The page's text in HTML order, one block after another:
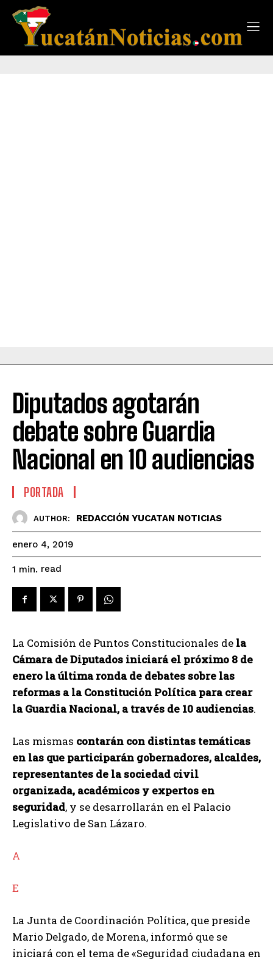
Diputados agotarán
debate sobre Guardia
Nacional en 10 audiencias
PORTADA
AUTHOR: REDACCIÓN YUCATAN NOTICIAS
enero 4, 2019
1 min. read
La Comisión de Puntos Constitucionales de la
Cámara de Diputados iniciará el próximo 8 de
enero la última ronda de debates sobre las
reformas a la Constitución Política para crear
la Guardia Nacional, a través de 10 audiencias.
Las mismas contarán con distintas temáticas
en las que participarán gobernadores, alcaldes,
representantes de la sociedad civil
organizada, académicos y expertos en
seguridad, y se desarrollarán en el Palacio
Legislativo de San Lázaro.
A
E
La Junta de Coordinación Política, que preside
Mario Delgado, de Morena, informó que se
iniciará con el tema de «Seguridad ciudadana en